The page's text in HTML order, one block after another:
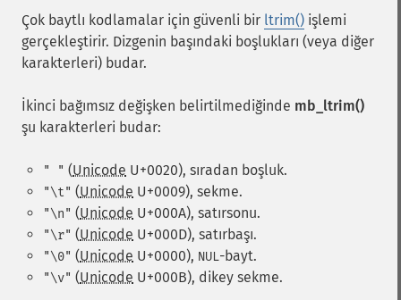
Çok baytlı kodlamalar için güvenli bir ltrim() işlemi
gerçekleştirir. Dizgenin başındaki boşlukları (veya diğer
karakterleri) budar.
İkinci bağımsız değişken belirtilmediğinde mb_ltrim()
şu karakterleri budar:
" " (Unicode U+0020), sıradan boşluk.
"\t" (Unicode U+0009), sekme.
"\n" (Unicode U+000A), satırsonu.
"\r" (Unicode U+000D), satırbaşı.
"\0" (Unicode U+0000), NUL-bayt.
"\v" (Unicode U+000B), dikey sekme.